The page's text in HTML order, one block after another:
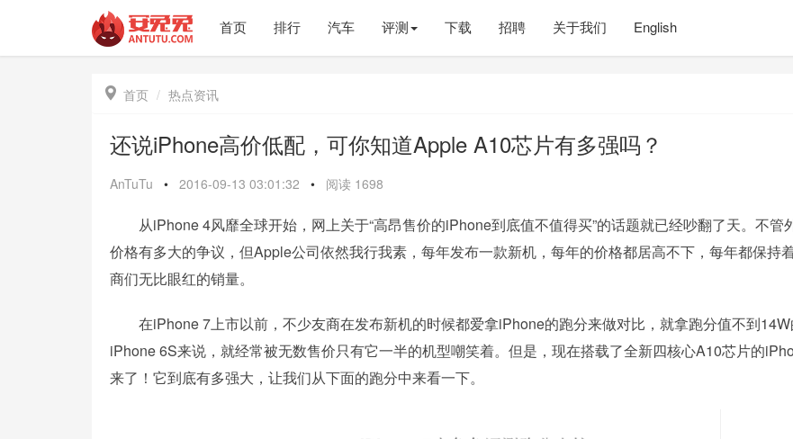
首页 排行 汽车 评测 下载 招聘 关于我们 English
 首页 热点资讯
还说iPhone高价低配，可你知道Apple A10芯片有多强吗？
AnTuTu • 2016-09-13 03:01:32 • 阅读 1698
从iPhone 4风靡全球开始，网上关于“高昂售价的iPhone到底值不值得买”的话题就已经吵翻了天。不管
价格有多大的争议，但Apple公司依然我行我素，每年发布一款新机，每年的价格都居高不下，每年都保持
商们无比眼红的销量。
在iPhone 7上市以前，不少友商在发布新机的时候都爱拿iPhone的跑分来做对比，就拿跑分值不到14W
iPhone 6S来说，就经常被无数售价只有它一半的机型嘲笑着。但是，现在搭载了全新四核心A10芯片的
来了！它到底有多强大，让我们从下面的跑分中来看一下。